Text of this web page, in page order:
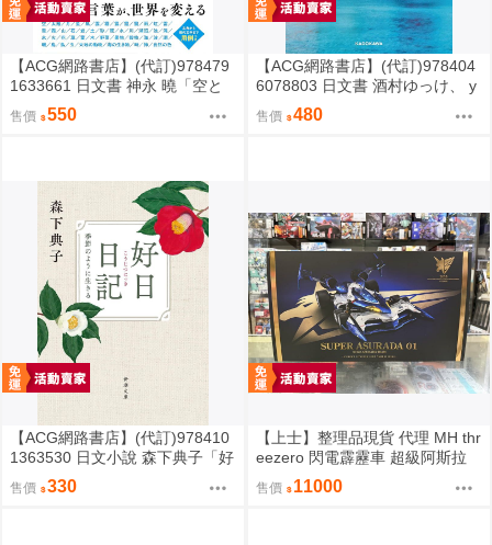
【ACG網路書店】(代訂)978479
1633661 日文書 神永 曉「空と
海と大地の言葉辞典」
售價 550
【ACG網路書店】(代訂)978404
6078803 日文書 酒村ゆっけ、 y
ukke sakamura「明るい夜に、
星を探して」
售價 480
【ACG網路書店】(代訂)978410
1363530 日文小說 森下典子「好
日日記：季節のように生きる」
售價 330
【上士】整理品現貨 代理 MH thr
eezero 閃電霹靂車 超級阿斯拉
完全變形 無壓克力盒 請詳閱內文
售價 11000